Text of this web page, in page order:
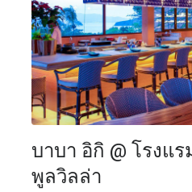
บาบา อิกิ @ โรงแ
พูลวิลล่า